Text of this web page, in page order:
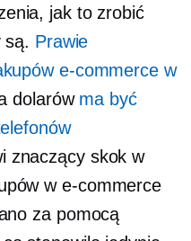
jak to zrobić
Prawie
e-commerce w
dolarów ma być
znaczący skok w
w e-commerce
za pomocą